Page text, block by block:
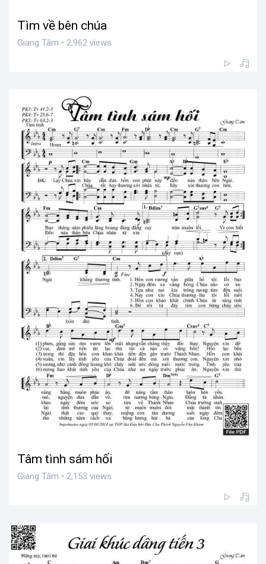
Tìm về bên chúa
Giang Tâm • 2,962 views
Tâm tình sám hối
Giang Tâm • 2,153 views